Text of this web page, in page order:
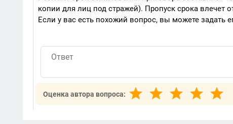
копии для лиц под стражей). Пропуск срока влечет
Если у вас есть похожий вопрос, вы можете задать
Оценка автора вопроса: